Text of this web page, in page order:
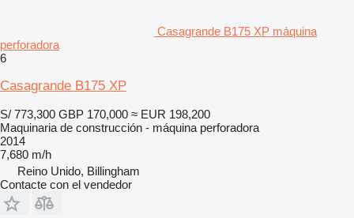
Casagrande B175 XP máquina
perforadora
6
Casagrande B175 XP
S/ 773,300 GBP 170,000 ≈ EUR 198,200
Maquinaria de construcción - máquina perforadora
2014
7,680 m/h
Reino Unido, Billingham
Contacte con el vendedor